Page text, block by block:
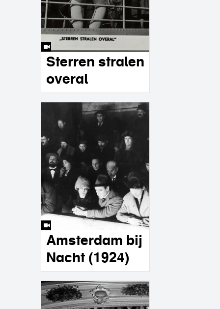
Sterren stralen
overal
Amsterdam bij
Nacht (1924)